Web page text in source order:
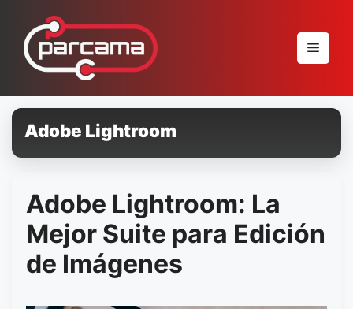
conteúdo
Menu
Adobe Lightroom
Adobe Lightroom: La
Mejor Suite para Edición
de Imágenes